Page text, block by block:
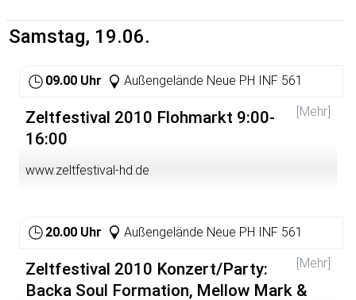
Samstag, 19.06.
09.00 Uhr Außengelände Neue PH INF 561
[Mehr]
Zeltfestival 2010 Flohmarkt 9:00-
16:00
www.zeltfestival-hd.de
20.00 Uhr Außengelände Neue PH INF 561
[Mehr]
Zeltfestival 2010 Konzert/Party:
Backa Soul Formation, Mellow Mark &